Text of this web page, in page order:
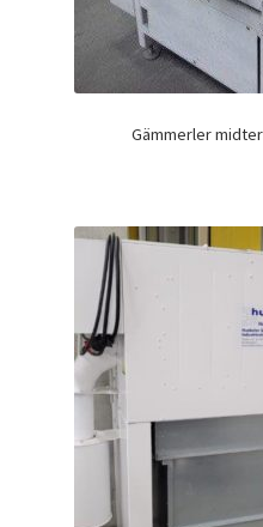
Gämmerler